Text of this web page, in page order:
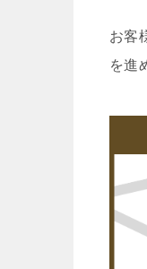
お客
を進